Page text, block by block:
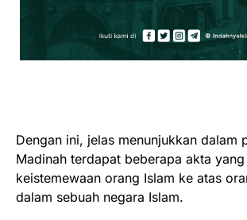
Dengan ini, jelas menunjukkan dalam
Madinah terdapat beberapa akta
keistemewaan orang Islam ke atas
dalam sebuah negara Islam.